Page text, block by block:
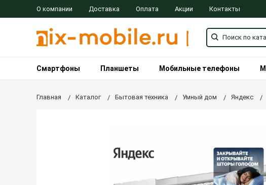
О компании Доставка Оплата Акции Контакты
Смартфоны Планшеты Мобильные телефоны
Главная Каталог Бытовая техника Умный дом Яндекс